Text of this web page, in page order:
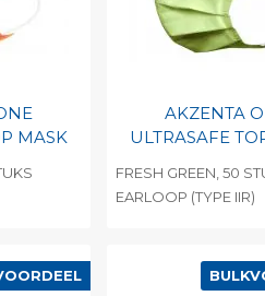
MASK
AKZENTA
ULTRASAFE
FRESH GREEN, 50
EARLOOP (TYPE IIR)
Print barcode